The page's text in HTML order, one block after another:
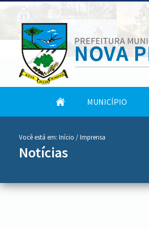
Tela
MUNICÍPIO
Você está em: Início / Imprensa
Notícias